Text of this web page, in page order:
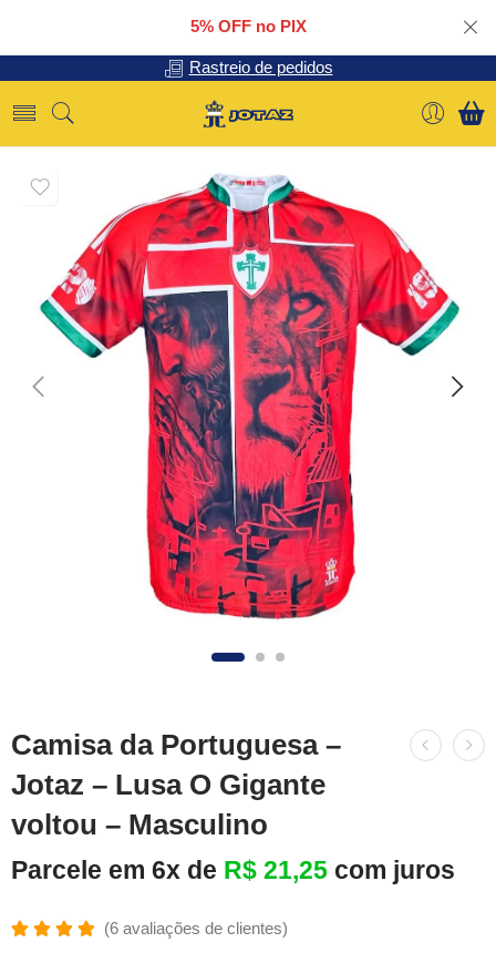
5% OFF no PIX
Rastreio de pedidos
Camisa da Portuguesa –
Jotaz – Lusa O Gigante
voltou – Masculino
Parcele em 6x de R$ 21,25 com juros
(6avaliações de clientes)